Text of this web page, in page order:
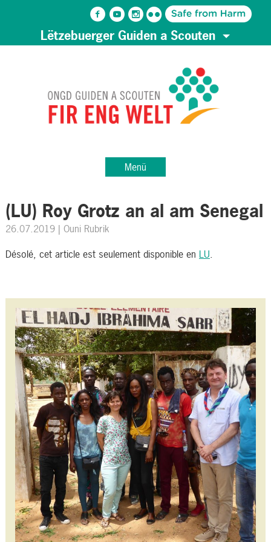
Lëtzebuerger Guiden a Scouten
Menü
(LU) Roy Grotz an al am Senegal
26.07.2019| Ouni Rubrik
Désolé, cet article est seulement disponible en LU.